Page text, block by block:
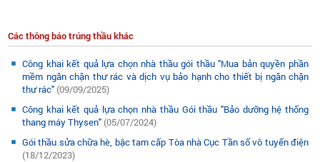
Các thông báo trúng thầu khác
Công khai kết quả lựa chọn nhà thầu gói thầu "Mua bản quyền phần
mềm ngăn chặn thư rác và dịch vụ bảo hạnh cho thiết bị ngăn chặn
thư rác" (09/09/2025)
Công khai kết quả lựa chọn nhà thầu Gói thầu "Bảo dưỡng hệ thống
thang máy Thysen" (05/07/2024)
Gói thầu sửa chữa hè, bậc tam cấp Tòa nhà Cục Tần số vô tuyến điện
(18/12/2023)